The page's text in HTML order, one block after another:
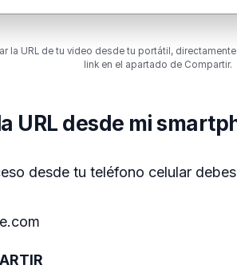
la URL de tu video desde tu portátil,
link en el apartado de Compartir.
URL desde mi
desde tu teléfono celular